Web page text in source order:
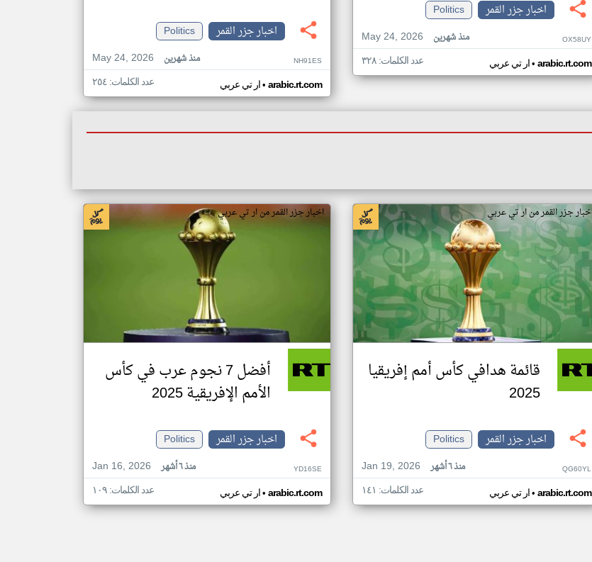
اخبار جزر القمر
Politics
May 24, 2026
منذ شهرين OX58UY
ار تي عربي• arabic.rt.com عدد الكلمات: ٣٢٨
اخبار جزر القمر
Politics
May 24, 2026
منذ شهرين NH91ES
ار تي عربي• arabic.rt.com عدد الكلمات: ٢٥٤
جزر القمر من ار تي عربي
قائمة هدافي كأس أمم إفريقيا
2025
اخبار جزر القمر
Politics
Jan 19, 2026
منذ ٦ أشهر QG60YL
ار تي عربي• arabic.rt.com عدد الكلمات: ١٤١
اخبار جزر القمر من ار تي عربي
أفضل 7 نجوم عرب في كأس
الأمم الإفريقية 2025
اخبار جزر القمر
Politics
Jan 16, 2026
منذ ٦ أشهر YD16SE
ار تي عربي• arabic.rt.com عدد الكلمات: ١٠٩